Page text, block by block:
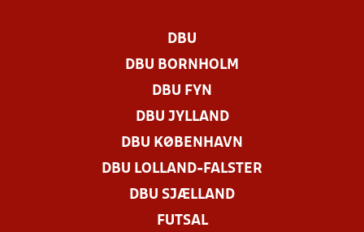
DBU
DBU BORNHOLM
DBU FYN
DBU JYLLAND
DBU KØBENHAVN
DBU LOLLAND-FALSTER
DBU SJÆLLAND
FUTSAL